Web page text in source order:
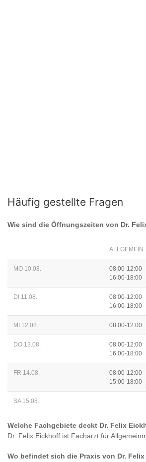
Häufig gestellte Fragen
Wie sind die Öffnungszeiten von Dr.
ALLGEMEIN
MO 10.08.
08:00-12:00
16:00-18:00
DI 11.08.
08:00-12:00
16:00-18:00
MI 12.08. 08:00-12:00
DO 13.08.
08:00-12:00
16:00-18:00
FR 14.08.
08:00-12:00
15:00-18:00
SA 15.08.
Welche Fachgebiete deckt Dr. Felix
Dr. Felix Eickhoff ist Facharzt für
Wo befindet sich die Praxis von Dr.